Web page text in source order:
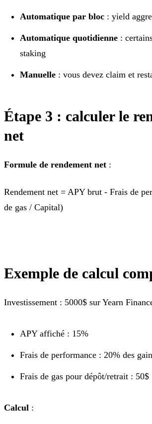
Automatique par bloc : yield
Automatique quotidienne :
staking
Manuelle : vous devez claim et
Étape 3 : calculer le
net
Formule de rendement net :
Rendement net = APY brut - Frais de
de gas / Capital)
Exemple de calcul
Investissement : 5000$ sur Yearn
APY affiché : 15%
Frais de performance : 20% des
Frais de gas pour dépôt/retrait : 50$
Calcul :